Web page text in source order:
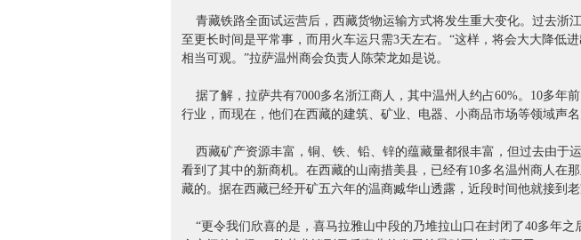
青藏铁路全面试运营后，西藏货物运输方式将发生重大变化。过去浙
至更长时间是平常事，而用火车运只需3天左右。“这样，将会大大降低
相当可观。”拉萨温州商会负责人陈荣龙如是说。
据了解，拉萨共有7000多名浙江商人，其中温州人约占60%。10多年
行业，而现在，他们在西藏的建筑、矿业、电器、小商品市场等领域声
西藏矿产资源丰富，铜、铁、铅、锌的蕴藏量都很丰富，但过去由于
看到了其中的新商机。在西藏的山南措美县，已经有10多名温州商人在
藏的。据在西藏已经开矿五六年的温商臧华山透露，近段时间他就接到
“更令我们欣喜的是，喜马拉雅山中段的乃堆拉山口在封闭了40多年